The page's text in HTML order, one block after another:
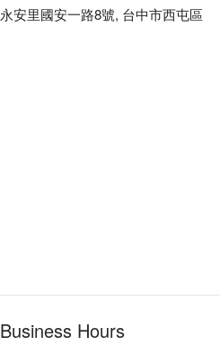
永安里國安一路8號, 台中市西屯區
Business Hours